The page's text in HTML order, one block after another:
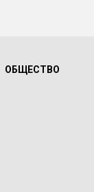
ОБЩЕСТВО